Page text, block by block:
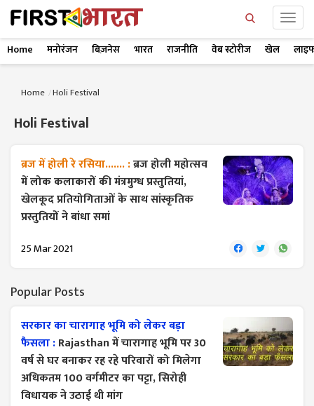
Home मनोरंजन बिज़नेस भारत राजनीति वेब स्टोरीज खेल
Home Holi Festival
Holi Festival
ब्रज में होली रे रसिया....... :ब्रज होली महोत्सव
में लोक कलाकारों की मंत्रमुग्ध प्रस्तुतियां,
खेलकूद प्रतियोगिताओं के साथ सांस्कृतिक
प्रस्तुतियों ने बांधा समां
25 Mar 2021
Popular Posts
सरकार का चारागाह भूमि को लेकर बड़ा
फैसला :Rajasthan में चारागाह भूमि पर 30
वर्ष से घर बनाकर रह रहे परिवारों को मिलेगा
अधिकतम 100 वर्गमीटर का पट्टा, सिरोही
विधायक ने उठाई थी मांग